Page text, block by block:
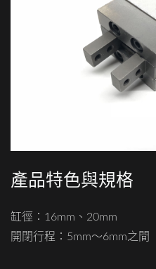
產品特色與規格
缸徑：16mm、20mm
開閉行程：5mm～6mm之間